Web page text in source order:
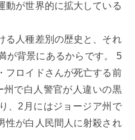
動が世界的に拡大している
る人種差別の歴史と、それ
が背景にあるからです。 5
フロイドさんが死亡する前
で白人警官が人違いの黒
、2月にはジョージア州で
性が白人民間人に射殺され